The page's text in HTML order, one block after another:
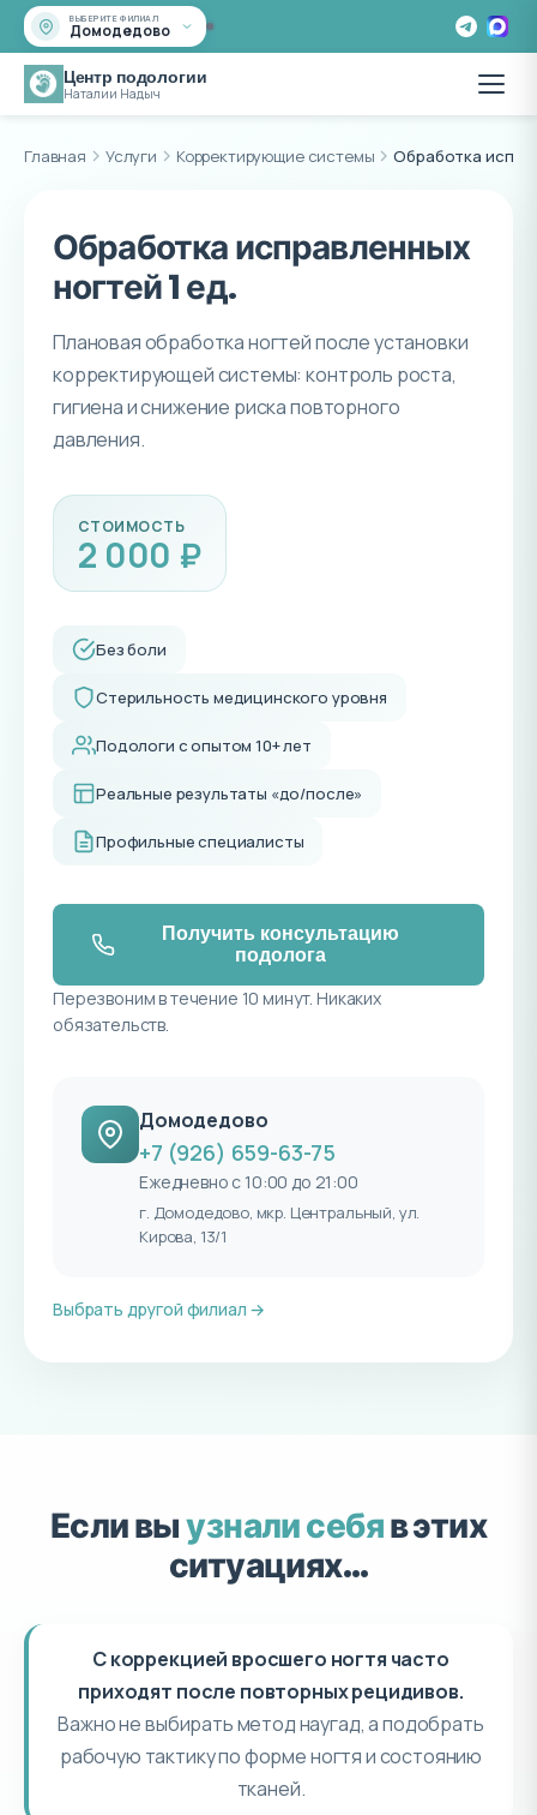
ВЫБЕРИТЕ ФИЛИАЛ
Домодедово
Центр подологии
Наталии Надыч
Главная Услуги Корректирующие системы Обработка
Обработка исправленных
ногтей 1 ед.
Плановая обработка ногтей после установки
корректирующей системы: контроль роста,
гигиена и снижение риска повторного
давления.
СТОИМОСТЬ
2 000 ₽
Без боли
Стерильность медицинского уровня
Подологи с опытом 10+ лет
Реальные результаты «до/после»
Профильные специалисты
Получить консультацию
подолога
Перезвоним в течение 10 минут. Никаких
обязательств.
Домодедово
+7 (926) 659-63-75
Ежедневно с 10:00 до 21:00
г. Домодедово, мкр. Центральный, ул.
Кирова, 13/1
Выбрать другой филиал →
Если выузнали себяв этих
ситуациях…
С коррекцией вросшего ногтя часто
приходят после повторных рецидивов.
Важно не выбирать метод наугад, а подобрать
рабочую тактику по форме ногтя и состоянию
тканей.